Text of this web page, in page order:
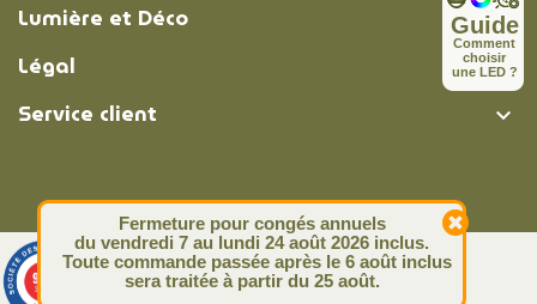
Lumière et Déco 
Légal 
Service client 
© Lumière et Déco | 2026
Comment
choisir
une LED ?
Guide
Fermeture pour congés annuels
du vendredi 7 au lundi 24 août 2026 inclus.
Toute commande passée après le 6 août inclus
sera traitée à partir du 25 août.
9.4
313 avis